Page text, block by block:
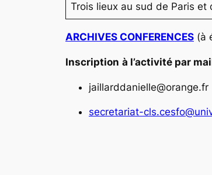
Trois lieux au sud de Paris
ARCHIVES CONFERENCES (à
Inscription à l’activité par
jaillarddanielle@orange.fr
secretariat-